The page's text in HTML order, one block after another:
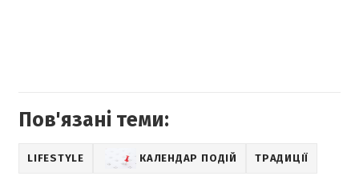
Пов'язані теми:
LIFESTYLE КАЛЕНДАР ПОДІЙ ТРАДИЦІЇ